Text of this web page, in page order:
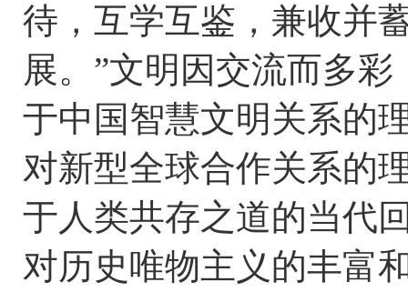
待，互学互鉴，兼收并
展。”文明因交流而多
于中国智慧文明关系的
对新型全球合作关系的
于人类共存之道的当代
对历史唯物主义的丰富